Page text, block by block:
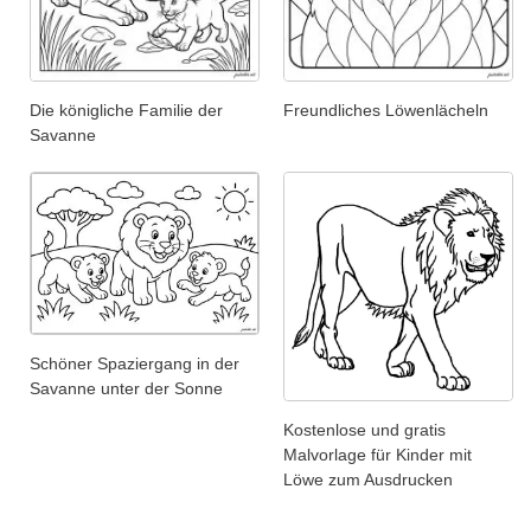
Die königliche Familie der
Savanne
Freundliches Löwenlächeln
Schöner Spaziergang in der
Savanne unter der Sonne
Kostenlose und gratis
Malvorlage für Kinder mit
Löwe zum Ausdrucken